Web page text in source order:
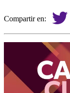
Compartir en: